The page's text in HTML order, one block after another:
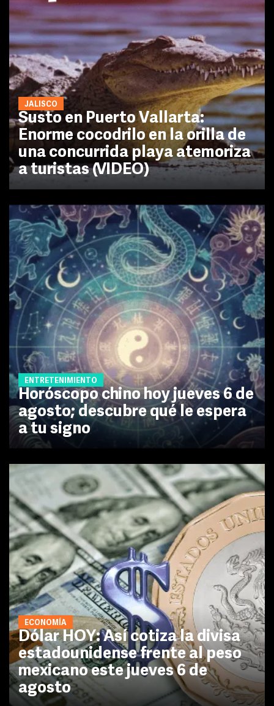
JALISCO
Susto en Puerto Vallarta:
Enorme cocodrilo en la orilla de
una concurrida playa atemoriza
a turistas (VIDEO)
ENTRETENIMIENTO
Horóscopo chino hoy jueves 6 de
agosto; descubre qué le espera
a tu signo
ECONOMÍA
Dólar HOY: Así cotiza la divisa
estadounidense frente al peso
mexicano este jueves 6 de
agosto